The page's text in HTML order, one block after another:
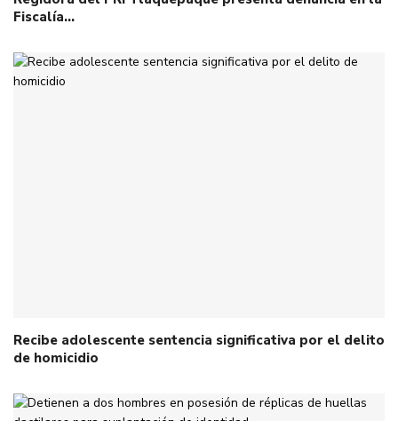
Fiscalía…
Recibe adolescente sentencia significativa por el delito
de homicidio